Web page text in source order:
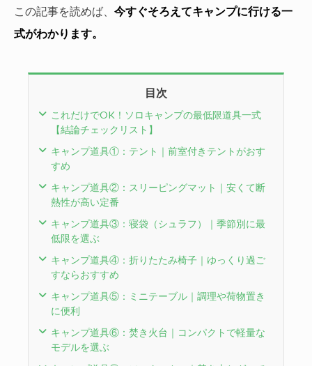
この記事を読めば、 今すぐそろえてキャンプに行ける一
式がわかります。
目次
これだけでOK！ソロキャンプの最低限道具一式
【結論チェックリスト】
キャンプ道具①：テント｜前室付きテントがおす
すめ
キャンプ道具②：スリーピングマット｜安くて断
熱性が高い定番
キャンプ道具③：寝袋（シュラフ）｜季節別に最
低限を選ぶ
キャンプ道具④：折りたたみ椅子｜ゆっくり過ご
すならおすすめ
キャンプ道具⑤：ミニテーブル｜調理や荷物置き
に便利
キャンプ道具⑥：焚き火台｜コンパクトで軽量な
モデルを選ぶ